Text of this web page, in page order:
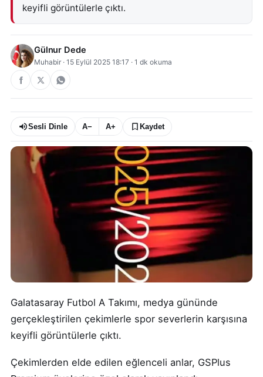
keyifli görüntülerle çıktı.
Gülnur Dede
Muhabir · 15 Eylül 2025 18:17 · 1 dk okuma
Sesli Dinle A− A+ Kaydet
Galatasaray Futbol A Takımı, medya gününde
gerçekleştirilen çekimlerle spor severlerin karşısına
keyifli görüntülerle çıktı.
Çekimlerden elde edilen eğlenceli anlar, GSPlus